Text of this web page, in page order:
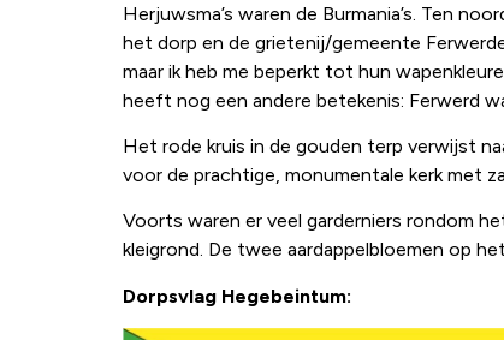
Herjuwsma’s waren de Burmania’s. Ten
het dorp en de grietenij/gemeente
maar ik heb me beperkt tot hun
heeft nog een andere betekenis: Ferwerd
Het rode kruis in de gouden terp verwijst
voor de prachtige, monumentale kerk met
Voorts waren er veel garderniers rondom
kleigrond. De twee aardappelbloemen op
Dorpsvlag Hegebeintum: